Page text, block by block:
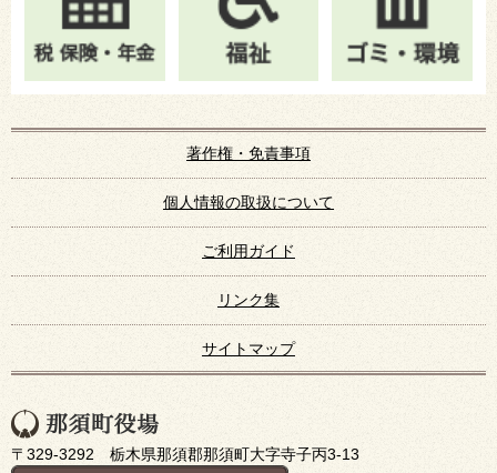
著作権・免責事項
個人情報の取扱について
ご利用ガイド
リンク集
サイトマップ
〒329-3292 栃木県那須郡那須町大字寺子丙3-13